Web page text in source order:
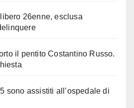
26enne, esclusa
il pentito Costantino Russo.
sono assistiti all’ospedale di